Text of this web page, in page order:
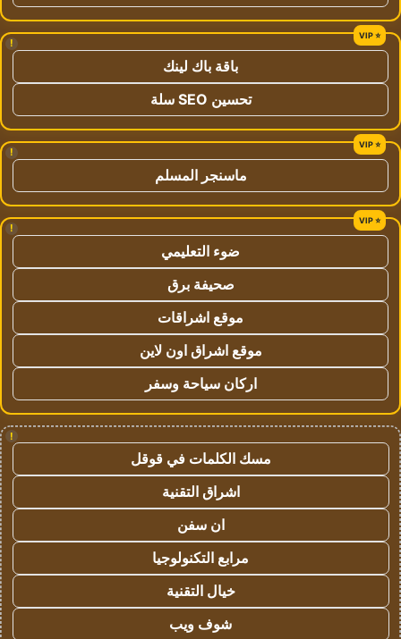
!
باقة باك لينك
تحسين SEO سلة
!
ماسنجر المسلم
!
ضوء التعليمي
صحيفة برق
موقع اشراقات
موقع اشراق اون لاين
اركان سياحة وسفر
!
مسك الكلمات في قوقل
اشراق التقنية
ان سفن
مرابع التكنولوجيا
خيال التقنية
شوف ويب